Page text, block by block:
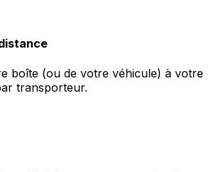
boîte (ou de votre véhicule) à votre
transporteur.